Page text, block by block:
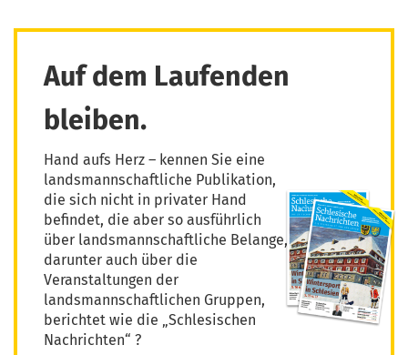
Auf dem Laufenden
bleiben.
Hand aufs Herz – kennen Sie eine
landsmannschaftliche Publikation,
die sich nicht in privater Hand
befindet, die aber so ausführlich
über landsmannschaftliche Belange,
darunter auch über die
Veranstaltungen der
landsmannschaftlichen Gruppen,
berichtet wie die „Schlesischen
Nachrichten“ ?